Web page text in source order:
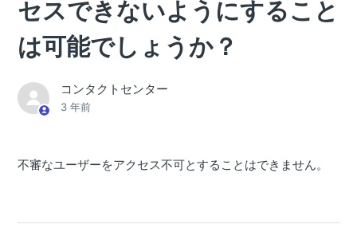
セスできないようにすること
は可能でしょうか？
コンタクトセンター
3 年前
不審なユーザーをアクセス不可とすることはできません。